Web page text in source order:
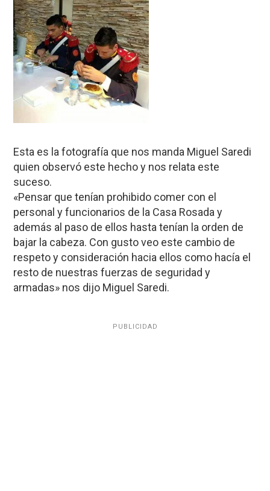
Esta es la fotografía que nos manda Miguel Saredi
quien observó este hecho y nos relata este
suceso.
«Pensar que tenían prohibido comer con el
personal y funcionarios de la Casa Rosada y
además al paso de ellos hasta tenían la orden de
bajar la cabeza. Con gusto veo este cambio de
respeto y consideración hacia ellos como hacía el
resto de nuestras fuerzas de seguridad y
armadas» nos dijo Miguel Saredi.
PUBLICIDAD